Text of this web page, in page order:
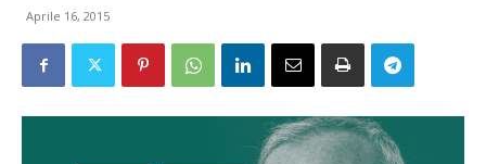
Aprile 16, 2015